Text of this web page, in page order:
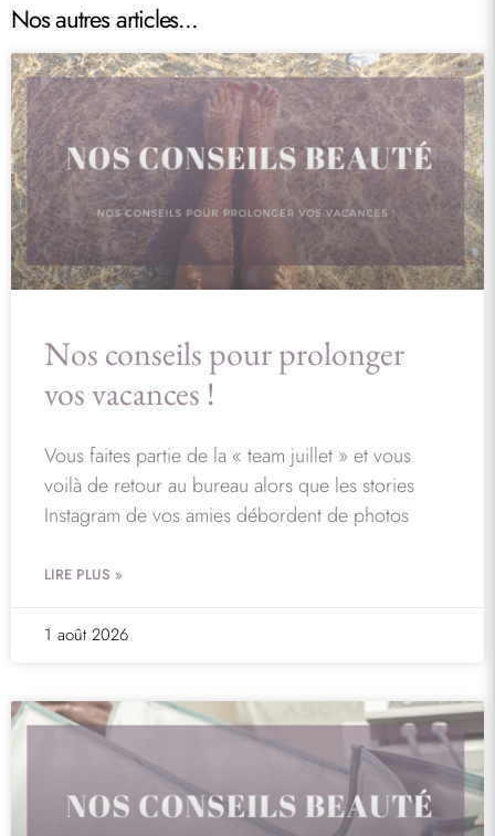
Nos autres articles...
Nos conseils pour prolonger
vos vacances !
Vous faites partie de la « team juillet » et vous
voilà de retour au bureau alors que les stories
Instagram de vos amies débordent de photos
LIRE PLUS »
1 août 2026